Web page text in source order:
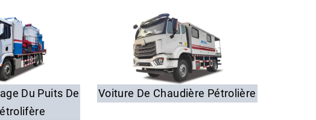
Du Puits De
Voiture De Chaudière Pétrolière